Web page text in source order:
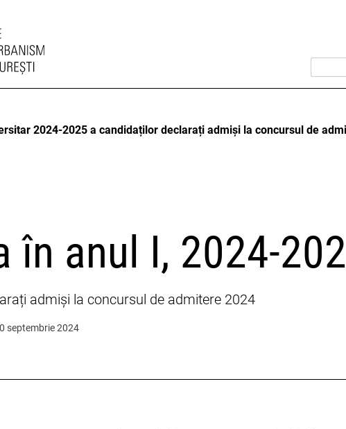
2024-2025 a candidaților declarați admiși la concursul de
în anul I, 2024-
admiși la concursul de admitere 2024
septembrie 2024